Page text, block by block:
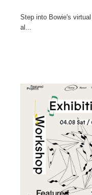
Step into Bowie's
al...